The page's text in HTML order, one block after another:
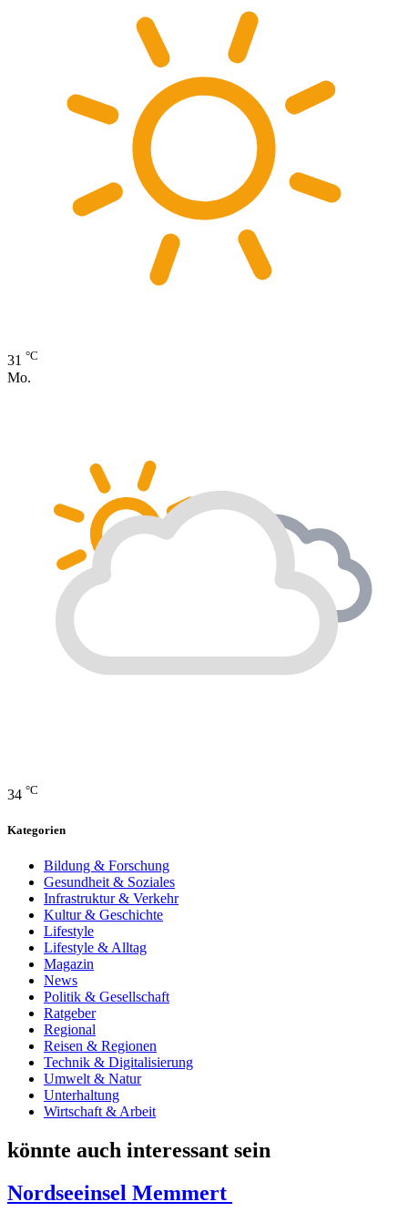
31 °C
Mo.
34 °C
Kategorien
Bildung & Forschung
Gesundheit & Soziales
Infrastruktur & Verkehr
Kultur & Geschichte
Lifestyle
Lifestyle & Alltag
Magazin
News
Politik & Gesellschaft
Ratgeber
Regional
Reisen & Regionen
Technik & Digitalisierung
Umwelt & Natur
Unterhaltung
Wirtschaft & Arbeit
könnte auch interessant sein
Nordseeinsel Memmert